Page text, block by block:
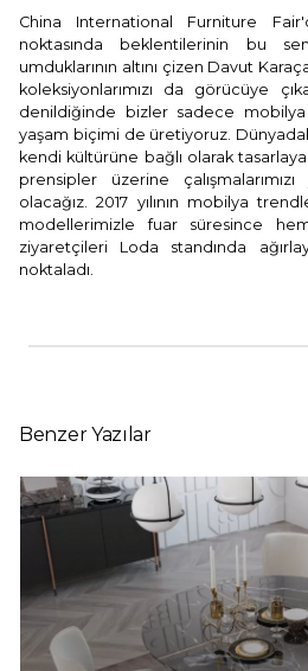
China International Furniture
noktasında beklentilerinin bu
umduklarının altını çizen Davut
koleksiyonlarımızı da görücüye
denildiğinde bizler sadece
yaşam biçimi de üretiyoruz.
kendi kültürüne bağlı olarak
prensipler üzerine
olacağız. 2017 yılının mobilya
modellerimizle fuar süresince
ziyaretçileri Loda standında
noktaladı.
Benzer Yazılar